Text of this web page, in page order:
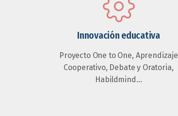
Innovación educativa
Proyecto One to One, Aprendizaje
Cooperativo, Debate y Oratoria,
Habildmind…